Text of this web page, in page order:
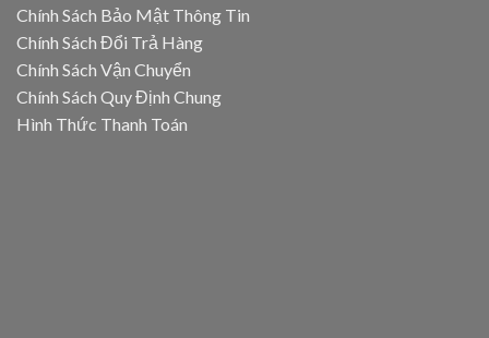
Chính Sách Bảo Mật Thông Tin
Chính Sách Đổi Trả Hàng
Chính Sách Vận Chuyển
Chính Sách Quy Định Chung
Hình Thức Thanh Toán